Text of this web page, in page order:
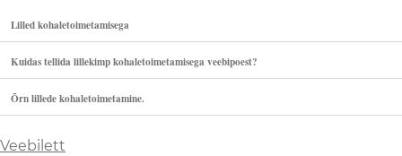
Lilled kohaletoimetamisega
Kuidas tellida lillekimp kohaletoimetamisega veebipoest?
Õrn lillede kohaletoimetamine.
Veebilett